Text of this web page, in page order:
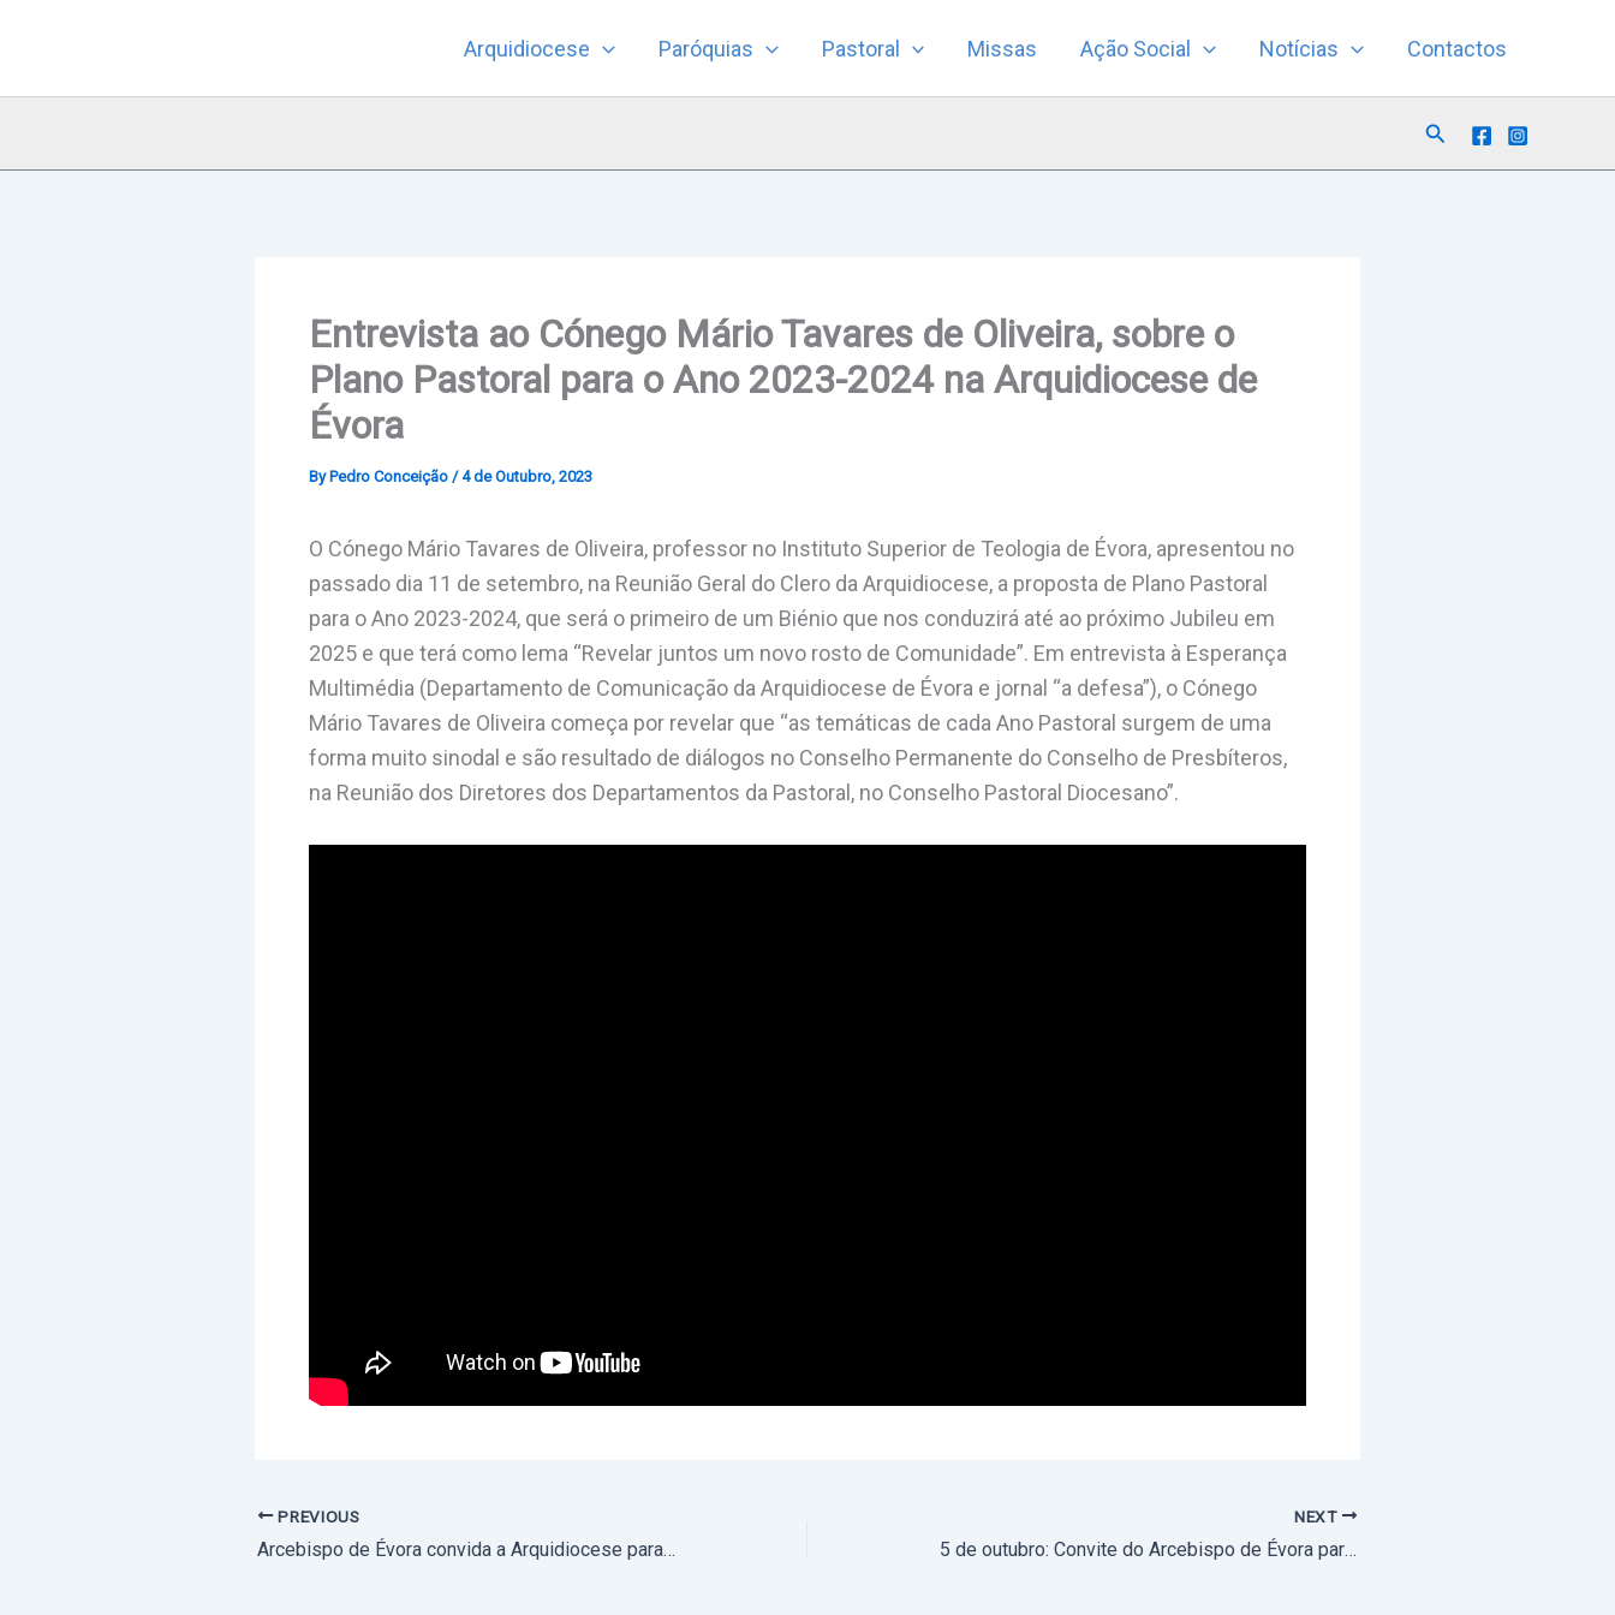
Arquidiocese Paróquias Pastoral Missas Ação Social Notícias Contactos
Search
Entrevista ao Cónego Mário Tavares de Oliveira, sobre o
Plano Pastoral para o Ano 2023-2024 na Arquidiocese de
Évora
By Pedro Conceição /4 de Outubro, 2023
O Cónego Mário Tavares de Oliveira, professor no Instituto Superior de Teologia de Évora, apresentou no
passado dia 11 de setembro, na Reunião Geral do Clero da Arquidiocese, a proposta de Plano Pastoral
para o Ano 2023-2024, que será o primeiro de um Biénio que nos conduzirá até ao próximo Jubileu em
2025 e que terá como lema “Revelar juntos um novo rosto de Comunidade”. Em entrevista à Esperança
Multimédia (Departamento de Comunicação da Arquidiocese de Évora e jornal “a defesa”), o Cónego
Mário Tavares de Oliveira começa por revelar que “as temáticas de cada Ano Pastoral surgem de uma
forma muito sinodal e são resultado de diálogos no Conselho Permanente do Conselho de Presbíteros,
na Reunião dos Diretores dos Departamentos da Pastoral, no Conselho Pastoral Diocesano”.
PREVIOUS
Arcebispo de Évora convida a Arquidiocese para o Dia da Igreja Diocesana – 5 de outubro de 2023 (com vídeo)
NEXT
5 de outubro: Convite do Arcebispo de Évora para o Dia da Igreja Diocesana